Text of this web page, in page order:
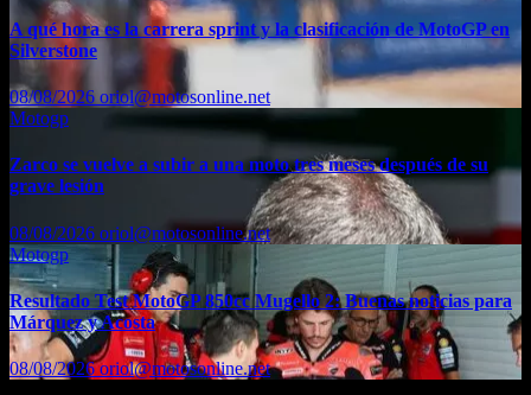
A qué hora es la carrera sprint y la clasificación de MotoGP en
Silverstone
08/08/2026 oriol@motosonline.net
Motogp
Zarco se vuelve a subir a una moto tres meses después de su
grave lesión
08/08/2026 oriol@motosonline.net
Motogp
Resultado Test MotoGP 850cc Mugello 2: Buenas noticias para
Márquez y Acosta
08/08/2026oriol@motosonline.net